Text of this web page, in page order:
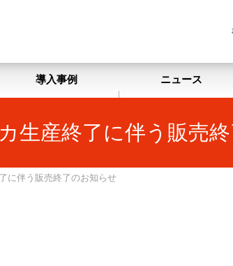
導入事例 ニュース
生産終了に伴う販売
に伴う販売終了のお知らせ